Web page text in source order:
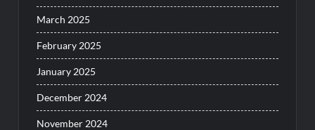
March 2025
February 2025
January 2025
December 2024
November 2024